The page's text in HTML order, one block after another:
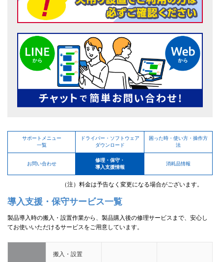
サポートメニュー
一覧
ドライバー・ソフトウェア
ダウンロード
困った時・使い方・操作方
法
お問い合わせ
修理・保守・
導入支援情報
消耗品情報
（注）料金は予告なく変更になる場合がございます。
導入支援・保守サービス一覧
製品導入時の搬入・設置作業から、製品購入後の修理サービスまで、安心し
てお使いいただけるサービスをご用意しています。
搬入・設置